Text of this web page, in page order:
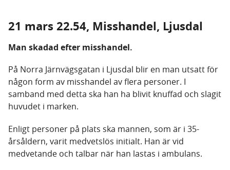
21 mars 22.54, Misshandel, Ljusdal
Man skadad efter misshandel.
På Norra Järnvägsgatan i Ljusdal blir en man utsatt för
någon form av misshandel av flera personer. I
samband med detta ska han ha blivit knuffad och slagit
huvudet i marken.
Enligt personer på plats ska mannen, som är i 35-
årsåldern, varit medvetslös initialt. Han är vid
medvetande och talbar när han lastas i ambulans.